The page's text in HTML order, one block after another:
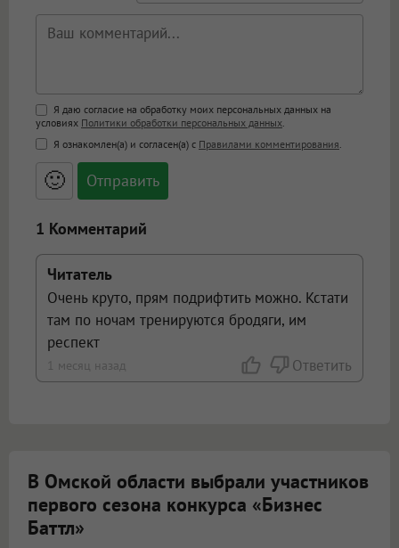
Поддержка HTML
<b>, <strong>, <u>, <i>, <em>, <s>, <big>,
<small>, <sup>, <sub>, <pre>, <ul>, <ol>, <li>,
<blockquote>, <code> экранирует HTML,
адреса URL автоматически становятся
ссылками, и [img]адрес[/img] будет
Я даю согласие на обработку моих персональных данных на
условиях Политики обработки персональных данных
Я ознакомлен(а) и согласен(а) с Правилами комментирования
🙂
1 Комментарий
Читатель
Очень круто, прям подрифтить можно. Кстати
там по ночам тренируются бродяги, им
респект
1 месяц назад Ответить
В Омской области выбрали участников
первого сезона конкурса «Бизнес
Баттл»